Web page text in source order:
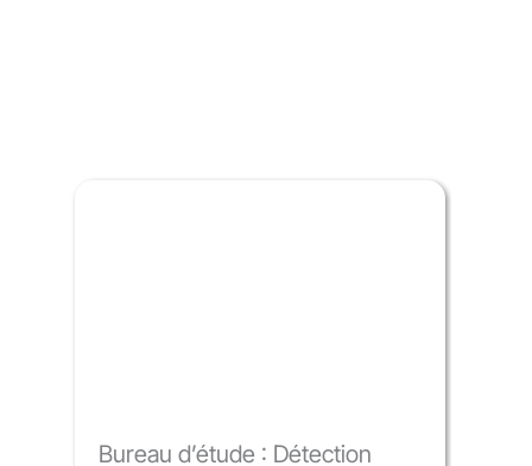
Bureau d’étude : Détection